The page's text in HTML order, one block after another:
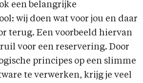
een belangrijke
wij doen wat voor jou en daar
terug. Een voorbeeld hiervan
voor een reservering. Door
principes op een slimme
te verwerken, krijg je veel